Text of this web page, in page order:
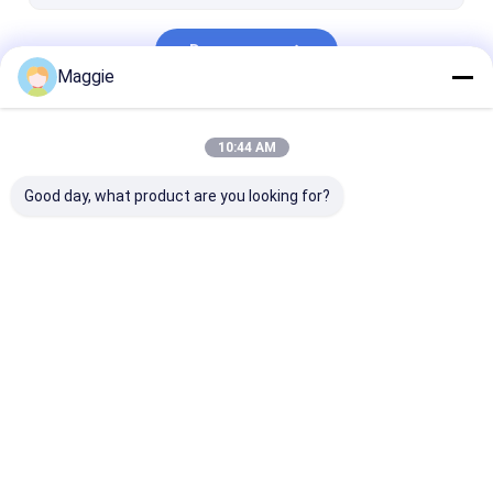
Doorgaan
Maggie
10:44 AM
Good day, what product are you looking for?